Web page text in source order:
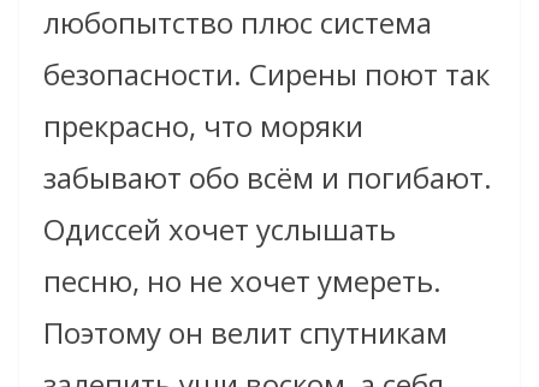
любопытство плюс система
безопасности. Сирены поют так
прекрасно, что моряки
забывают обо всём и погибают.
Одиссей хочет услышать
песню, но не хочет умереть.
Поэтому он велит спутникам